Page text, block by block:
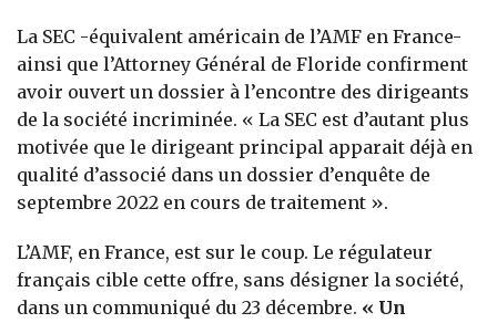
La SEC -équivalent américain de l’AMF en France-
ainsi que l’Attorney Général de Floride confirment
avoir ouvert un dossier à l’encontre des dirigeants
de la société incriminée. « La SEC est d’autant plus
motivée que le dirigeant principal apparait déjà en
qualité d’associé dans un dossier d’enquête de
septembre 2022 en cours de traitement ».
L’AMF, en France, est sur le coup. Le régulateur
français cible cette offre, sans désigner la société,
dans un communiqué du 23 décembre. « Un